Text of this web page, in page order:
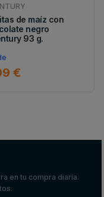
de maíz con
negro
93 g.
€
en tu compra diaria.